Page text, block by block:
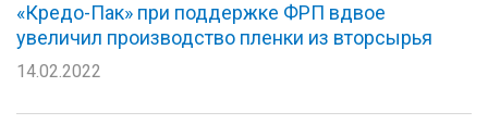
«Кредо-Пак» при поддержке ФРП вдвое
увеличил производство пленки из вторсырья
14.02.2022